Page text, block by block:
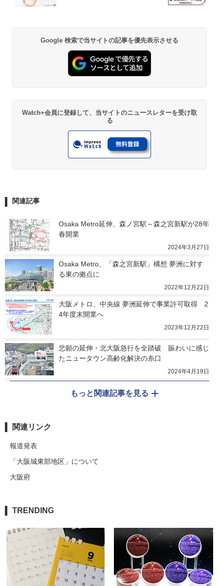
Google 検索で当サイトの記事を優先表示させる
Watch+会員に登録して、当サイトのニュースレターを受け取
る
関連記事
Osaka Metro延伸、森ノ宮駅～森之宮新駅が28年
春開業
2024年3月27日
Osaka Metro、「森之宮新駅」構想 夢洲に対す
る東の拠点に
2022年12月22日
大阪メトロ、中央線 夢洲延伸で事業許可取得　2
4年度末開業へ
2023年12月22日
悲願の延伸・北大阪急行を全踏破　賑わいに感じ
たニュータウン高齢化解決の糸口
2024年4月19日
もっと関連記事を見る
関連リンク
報道発表
「大阪城東部地区」について
大阪府
TRENDING